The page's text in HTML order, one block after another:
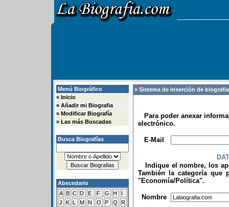
Menú Biográfico
» Inicio
» Añadir mi Biografia
» Modificar Biografía
» Las más Buscadas
Busca Biografías
Abecedario
A B C D E F G H
I
J
K L M N O P Q
R
» Sistema de inserción de
Para poder anexar
electrónico.
E-Mail
Indique el nombre, los
También la categoría que
"Economía/Política".
Nombre